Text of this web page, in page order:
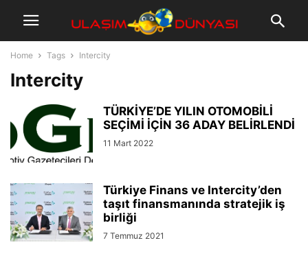
Home Tags Intercity
Intercity
TÜRKİYE’DE YILIN OTOMOBİLİ
SEÇİMİ İÇİN 36 ADAY BELİRLENDİ
11 Mart 2022
Türkiye Finans ve Intercity’den
taşıt finansmanında stratejik iş
birliği
7 Temmuz 2021